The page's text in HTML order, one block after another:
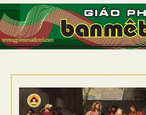
TRANG NHẤT
GIỚI THIỆU
DÒNG TU